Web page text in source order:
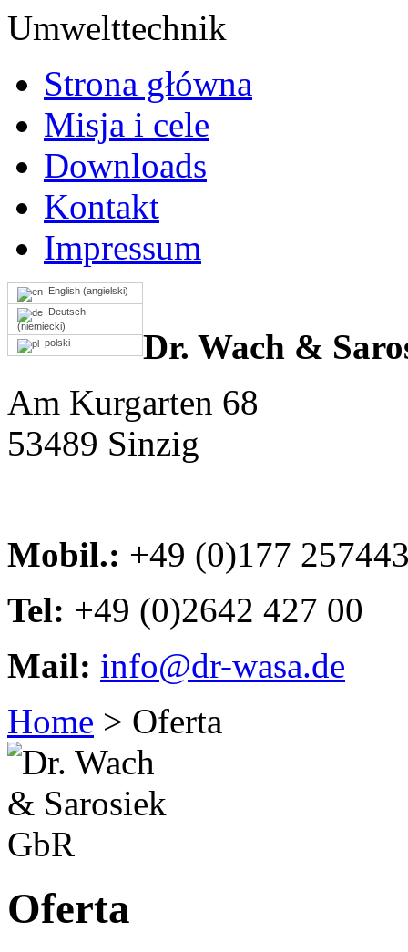
Umwelttechnik
Strona główna
Misja i cele
Downloads
Kontakt
Impressum
English (angielski)
Deutsch
(niemiecki)
polski
Dr. Wach &
Am Kurgarten 68
53489 Sinzig
Mobil.: +49 (0)177
Tel: +49 (0)2642 427 00
Mail: info@dr-wasa.de
Home > Oferta
Oferta